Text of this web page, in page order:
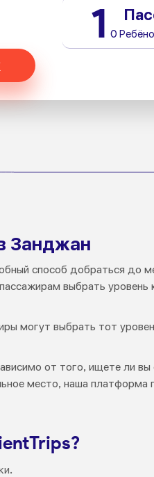
1 0
Занджан
способ добраться до
выбрать
могут выбрать тот
от того, ищете ли
место, наша платформа